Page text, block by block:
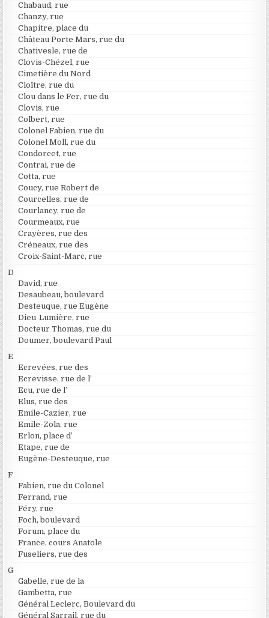
Chabaud, rue
Chanzy, rue
Chapitre, place du
Château Porte Mars, rue du
Chativesle, rue de
Clovis-Chézel, rue
Cimetière du Nord
Cloître, rue du
Clou dans le Fer, rue du
Clovis, rue
Colbert, rue
Colonel Fabien, rue du
Colonel Moll, rue du
Condorcet, rue
Contrai, rue de
Cotta, rue
Coucy, rue Robert de
Courcelles, rue de
Courlancy, rue de
Courmeaux, rue
Crayères, rue des
Créneaux, rue des
Croix-Saint-Marc, rue
D
David, rue
Desaubeau, boulevard
Desteuque, rue Eugène
Dieu-Lumière, rue
Docteur Thomas, rue du
Doumer, boulevard Paul
E
Ecrevées, rue des
Ecrevisse, rue de l’
Ecu, rue de l’
Elus, rue des
Emile-Cazier, rue
Emile-Zola, rue
Erlon, place d’
Etape, rue de
Eugène-Desteuque, rue
F
Fabien, rue du Colonel
Ferrand, rue
Féry, rue
Foch, boulevard
Forum, place du
France, cours Anatole
Fuseliers, rue des
G
Gabelle, rue de la
Gambetta, rue
Général Leclerc, Boulevard du
Général Sarrail, rue du